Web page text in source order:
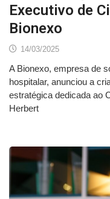
Executivo de
Bionexo
14/03/2025
A Bionexo, empresa de
hospitalar, anunciou a
estratégica dedicada ao
Herbert